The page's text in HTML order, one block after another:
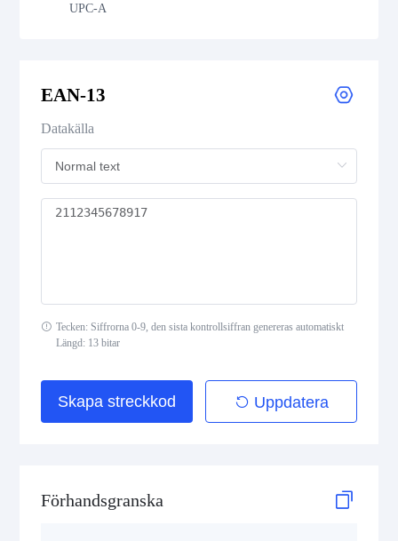
UPC-A
UPC Supplemental 2-Digit
EAN-13
Datakälla
Tecken: Siffrorna 0-9, den sista kontrollsiffran genereras automatiskt
Längd: 13 bitar
Skapa streckkod Uppdatera
Förhandsgranska